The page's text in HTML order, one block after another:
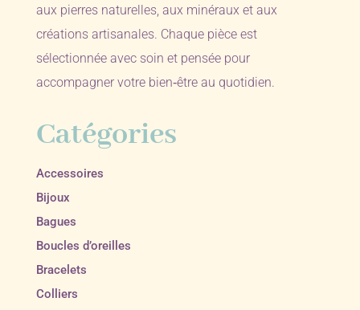
aux pierres naturelles, aux minéraux et aux
créations artisanales. Chaque pièce est
sélectionnée avec soin et pensée pour
accompagner votre bien‑être au quotidien.
Catégories
Accessoires
Bijoux
Bagues
Boucles d’oreilles
Bracelets
Colliers